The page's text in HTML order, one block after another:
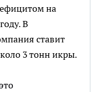
на
В
ставит
3 тонн икры.